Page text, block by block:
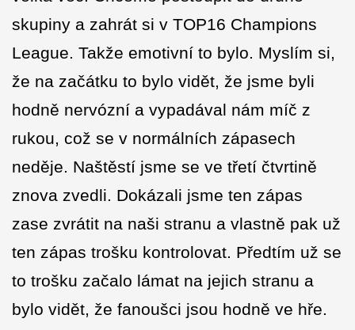
skupiny a zahrát si v TOP16 Champions
League. Takže emotivní to bylo. Myslím si,
že na začátku to bylo vidět, že jsme byli
hodně nervózní a vypadával nám míč z
rukou, což se v normálních zápasech
neděje. Naštěstí jsme se ve třetí čtvrtině
znova zvedli. Dokázali jsme ten zápas
zase zvrátit na naši stranu a vlastně pak už
ten zápas trošku kontrolovat. Předtím už se
to trošku začalo lámat na jejich stranu a
bylo vidět, že fanoušci jsou hodně ve hře.